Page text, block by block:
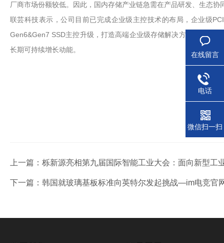
厂商市场份额较低。因此，国内存储产业链急需在产品研发、生态
联芸科技表示，公司目前已完成企业级主控技术的布局，企业级
Gen6&Gen7 SSD主控升级，打造高端企业级存储解决方案，突破
长期可持续增长动能。
上一篇： 栎新源亮相第九届国际智能工业大会：面向新型
下一篇： 韩国就玻璃基板标准向英特尔发起挑战—im电竞官
在线留言
电话
微信扫一扫